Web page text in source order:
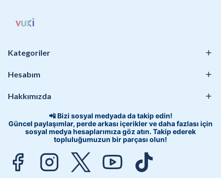
Kategoriler
Hesabım
Hakkımızda
📲 Bizi sosyal medyada da takip edin!
Güncel paylaşımlar, perde arkası içerikler ve daha fazlası için
sosyal medya hesaplarımıza göz atın. Takip ederek
topluluğumuzun bir parçası olun!